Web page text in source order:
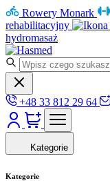
Rowery Monark
rehabilitacyjny
hydromasaż
+48 33 812 29 64
Kategorie
Kategorie